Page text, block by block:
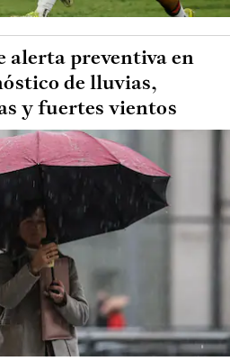
alerta preventiva en
de lluvias,
y fuertes vientos